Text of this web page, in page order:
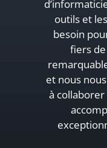
outils et
besoin
fiers
et nous
à